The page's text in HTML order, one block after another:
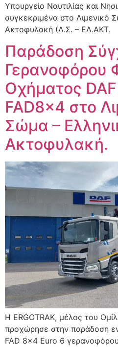
Υπουργείο Ναυτιλίας και
συγκεκριμένα στο Λιμενικό
Ακτοφυλακή (Λ.Σ. – ΕΛ.ΑΚΤ.
Παράδοση
Γερανοφόρου
Οχήματος
FAD8x4 στο
Σώμα –
Ακτοφυλακή.
Η ERGOTRAK, μέλος του
προχώρησε στην παράδοση
FAD 8×4 Euro 6